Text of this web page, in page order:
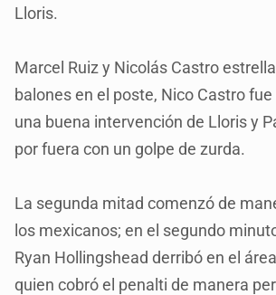
Lloris.
Marcel Ruiz y Nicolás Castro
balones en el poste, Nico Castro
una buena intervención de Lloris y
por fuera con un golpe de zurda.
La segunda mitad comenzó de
los mexicanos; en el segundo
Ryan Hollingshead derribó en el
quien cobró el penalti de manera